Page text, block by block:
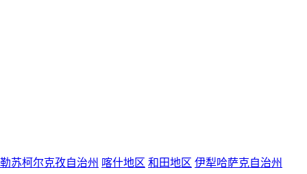
苏柯尔克孜自治州 喀什地区 和田地区 伊犁哈萨克自治州